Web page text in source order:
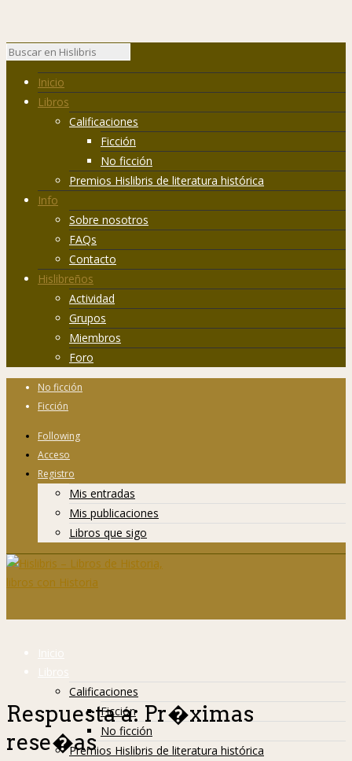
Inicio
Libros
Calificaciones
Ficción
No ficción
Premios Hislibris de literatura histórica
Info
Sobre nosotros
FAQs
Contacto
Hislibreños
Actividad
Grupos
Miembros
Foro
No ficción
Ficción
Following
Acceso
Registro
Mis entradas
Mis publicaciones
Libros que sigo
Inicio
Libros
Calificaciones
Ficción
No ficción
Premios Hislibris de literatura histórica
Respuesta a: Pr�ximas
rese�as